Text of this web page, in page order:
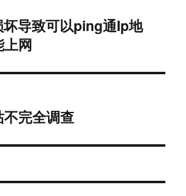
导致可以ping通Ip地
网
完全调查